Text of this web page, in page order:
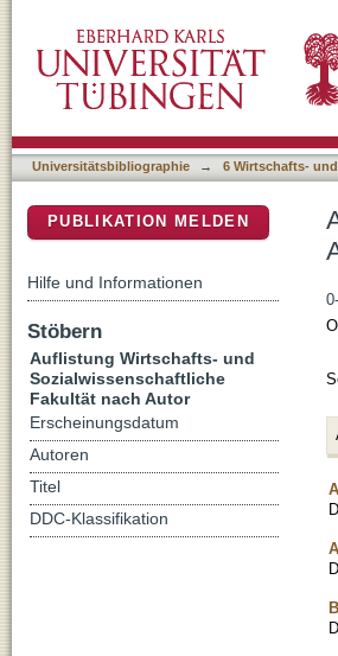
Universitätsbibliographie → 6 Wirtschafts-
PUBLIKATION MELDEN
Hilfe und Informationen
Stöbern
Auflistung Wirtschafts- und
Sozialwissenschaftliche
Fakultät nach Autor
Erscheinungsdatum
Autoren
Titel
DDC-Klassifikation